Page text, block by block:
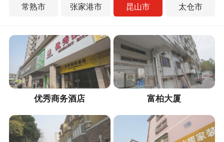
常熟市 张家港市 昆山市 太仓市
优秀商务酒店 富柏大厦